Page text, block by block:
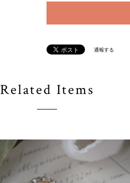
通報する
Related Items